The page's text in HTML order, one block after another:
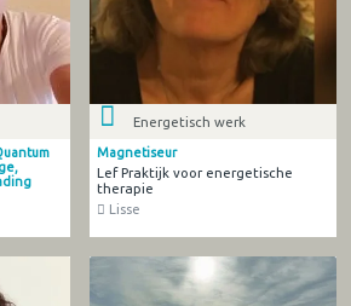
Energetisch werk
Magnetiseur
Lef Praktijk voor energetische
therapie
Lisse